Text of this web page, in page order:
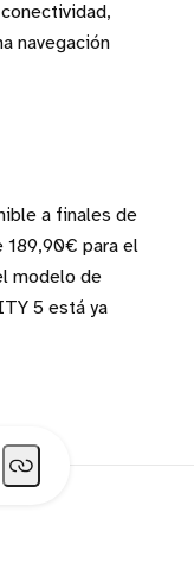
navegación
a finales de
189,90€ para el
modelo de
5 está ya